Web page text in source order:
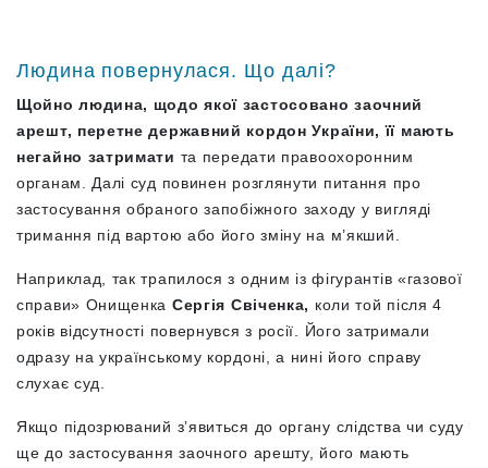
Людина повернулася. Що далі?
Щойно людина, щодо якої застосовано заочний
арешт, перетне державний кордон України, її мають
негайно затримати та передати правоохоронним
органам. Далі суд повинен розглянути питання про
застосування обраного запобіжного заходу у вигляді
тримання під вартою або його зміну на м’якший.
Наприклад, так трапилося з одним із фігурантів «газової
справи» Онищенка Сергія Свіченка, коли той після 4
років відсутності повернувся з росії. Його затримали
одразу на українському кордоні, а нині його справу
слухає суд.
Якщо підозрюваний з’явиться до органу слідства чи суду
ще до застосування заочного арешту, його мають